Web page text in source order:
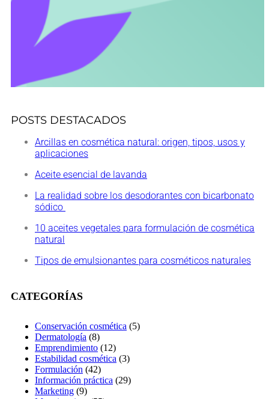
POSTS DESTACADOS
Arcillas en cosmética natural: origen, tipos, usos y
aplicaciones
Aceite esencial de lavanda
La realidad sobre los desodorantes con bicarbonato
sódico
10 aceites vegetales para formulación de cosmética
natural
Tipos de emulsionantes para cosméticos naturales
CATEGORÍAS
Conservación cosmética (5)
Dermatología (8)
Emprendimiento (12)
Estabilidad cosmética (3)
Formulación (42)
Información práctica (29)
Marketing (9)